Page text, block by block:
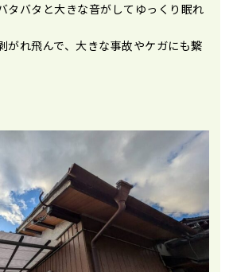
タバタと大きな音がしてゆっくり眠れ
がれ飛んで、大きな事故やケガにも繋